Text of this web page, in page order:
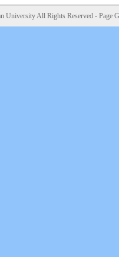
University All Rights Reserved - Page